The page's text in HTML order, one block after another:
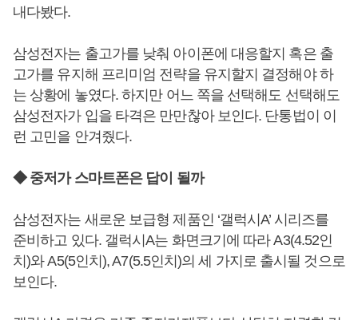
내다봤다.
삼성전자는 출고가를 낮춰 아이폰에 대응할지 혹은 출
고가를 유지해 프리미엄 전략을 유지할지 결정해야 하
는 상황에 놓였다. 하지만 어느 쪽을 선택해도 선택해도
삼성전자가 입을 타격은 만만찮아 보인다. 단통법이 이
런 고민을 안겨줬다.
◆ 중저가 스마트폰은 답이 될까
삼성전자는 새로운 보급형 제품인 ‘갤럭시A’ 시리즈를
준비하고 있다. 갤럭시A는 화면크기에 따라 A3(4.52인
치)와 A5(5인치), A7(5.5인치)의 세 가지로 출시될 것으로
보인다.